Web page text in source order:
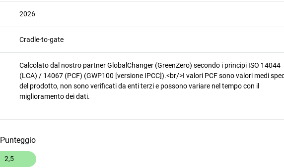
2026
Cradle-to-gate
Calcolato dal nostro partner GlobalChanger (GreenZero) secondo i principi ISO 14044
(LCA) / 14067 (PCF) (GWP100 [versione IPCC]).<br/>I valori PCF sono valori medi
del prodotto, non sono verificati da enti terzi e possono variare nel tempo con il
miglioramento dei dati.
Punteggio
2,5